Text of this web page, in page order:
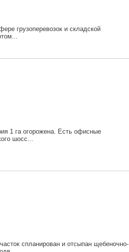
грузоперевозок и складской
1 га огорожена. Есть офисные
шосс...
спланирован и отсыпан щебеночно-